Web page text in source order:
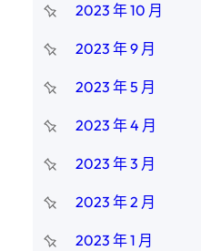
2023 年 10 月
2023 年 9 月
2023 年 5 月
2023 年 4 月
2023 年 3 月
2023 年 2 月
2023 年 1 月